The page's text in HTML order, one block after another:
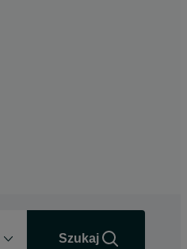
Szukaj